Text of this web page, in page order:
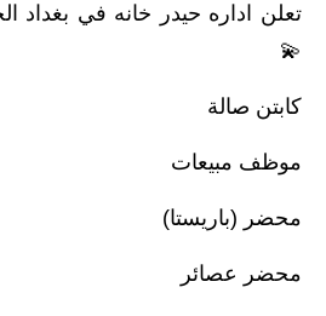
تعلن اداره حيدر خانه في بغداد
💫
كابتن صالة
موظف مبيعات
محضر (باريستا)
محضر عصائر